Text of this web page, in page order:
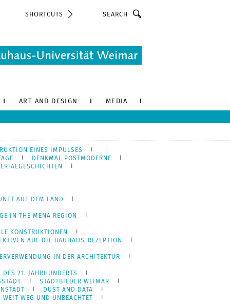
SHORTCUTS
ART AND DESIGN MEDIA
EINES IMPULSES
DENKMAL POSTMODERNE
AUF DEM LAND
IN THE MENA REGION
KONSTRUKTIONEN
AUF DIE BAUHAUS-REZEPTION
IN DER ARCHITEKTUR
DES 21. JAHRHUNDERTS
STADTBILDER WEIMAR
DUST AND DATA
WEIT WEG UND UNBEACHTET